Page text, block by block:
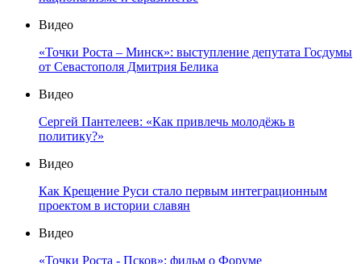
Видео
«Точки Роста – Минск»: выступление депутата Госдумы
от Севастополя Дмитрия Белика
Видео
Сергей Пантелеев: «Как привлечь молодёжь в
политику?»
Видео
Как Крещение Руси стало первым интеграционным
проектом в истории славян
Видео
«Точки Роста - Псков»: фильм о Форуме